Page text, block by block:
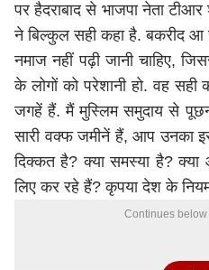
पर हैदराबाद से भाजपा नेता टीआर
ने बिल्कुल सही कहा है. बकरीद आ
नमाज नहीं पढ़ी जानी चाहिए,
के लोगों को परेशानी हो. वह
जगहें हैं. मैं मुस्लिम समुदाय से
सारी वक्फ जमीनें हैं, आप उनका
दिक्कत है? क्या समस्या है?
लिए कर रहे हैं? कृपया देश के
Continues